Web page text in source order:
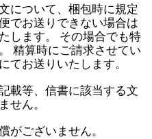
について、梱包時に規定
でお送りできない場合は
します。 その場合でも特
精算時にご請求させてい
てお送りいたします。
載等、信書に該当する文
せん。
がございません。